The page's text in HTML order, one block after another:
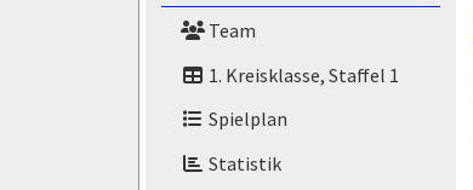
Team
1. Kreisklasse, Staffel 1
Spielplan
Statistik